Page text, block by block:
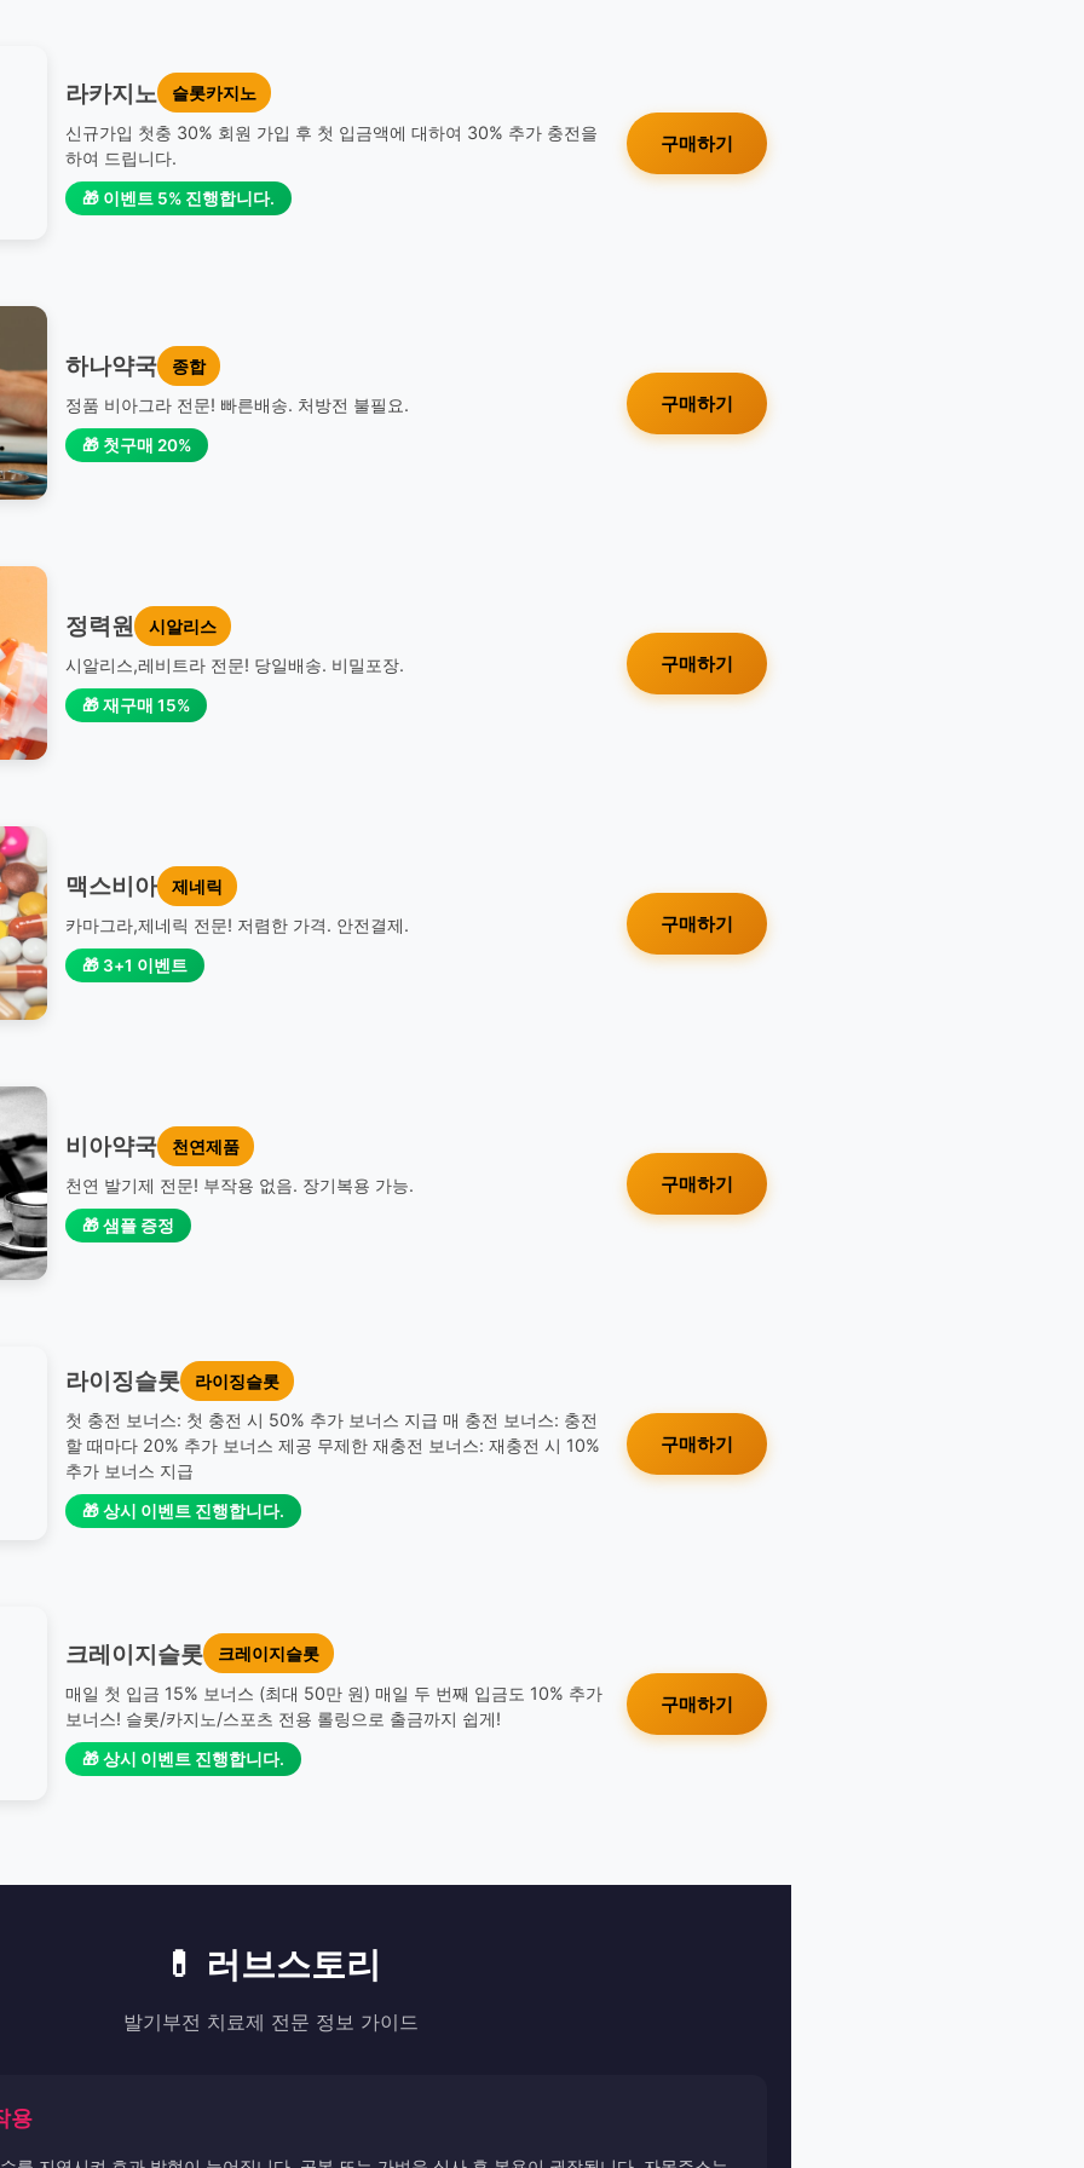
라카지노
슬롯카지노
신규가입 첫충 30% 회원 가입 후 첫 입금액에 대하여 30% 추가 충전을
하여 드립니다.
🎁 이벤트 5% 진행합니다.
구매하기
하나약국
종합
정품 비아그라 전문! 빠른배송. 처방전 불필요.
🎁 첫구매 20%
구매하기
정력원
시알리스
시알리스,레비트라 전문! 당일배송. 비밀포장.
🎁 재구매 15%
구매하기
맥스비아
제네릭
카마그라,제네릭 전문! 저렴한 가격. 안전결제.
🎁 3+1 이벤트
구매하기
비아약국
천연제품
천연 발기제 전문! 부작용 없음. 장기복용 가능.
🎁 샘플 증정
구매하기
라이징슬롯
라이징슬롯
첫 충전 보너스: 첫 충전 시 50% 추가 보너스 지급 매 충전 보너스: 충전
할 때마다 20% 추가 보너스 제공 무제한 재충전 보너스: 재충전 시 10%
추가 보너스 지급
🎁 상시 이벤트 진행합니다.
구매하기
크레이지슬롯
크레이지슬롯
매일 첫 입금 15% 보너스 (최대 50만 원) 매일 두 번째 입금도 10% 추가
보너스! 슬롯/카지노/스포츠 전용 롤링으로 출금까지 쉽게!
🎁 상시 이벤트 진행합니다.
구매하기
💊 러브스토리
발기부전 치료제 전문 정보 가이드
용